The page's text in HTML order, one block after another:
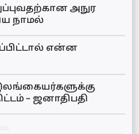
அநுர
நாமல்
என்ன
இலங்கையர்களுக்கு
– ஜனாதிபதி